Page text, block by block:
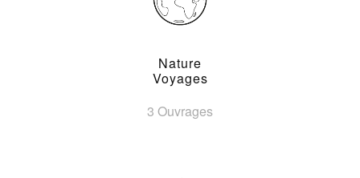
Nature
Voyages
3 Ouvrages